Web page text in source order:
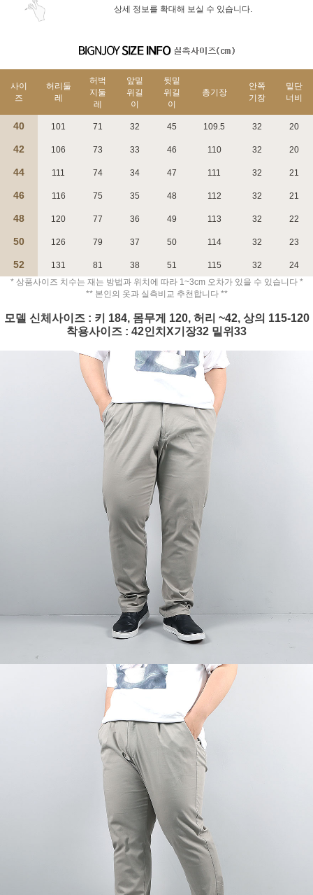
상세 정보를 확대해 보실 수 있습니다.
사이
즈
허리둘
레
허벅
지둘
레
앞밑
위길
이
뒷밑
위길
이
총기장
안쪽
기장
밑단
너비
40 101 71 32 45 109.5 32 20
42 106 73 33 46 110 32 20
44 111 74 34 47 111 32 21
46 116 75 35 48 112 32 21
48 120 77 36 49 113 32 22
50 126 79 37 50 114 32 23
52 131 81 38 51 115 32
24
* 상품사이즈 치수는 재는 방법과 위치에 따라 1~3cm 오차가 있을 수 있습니다 *
** 본인의 옷과 실측비교 추천합니다 **
모델 신체사이즈 : 키 184, 몸무게 120, 허리 ~42, 상의 115-120
착용사이즈 : 42인치X기장32 밑위33